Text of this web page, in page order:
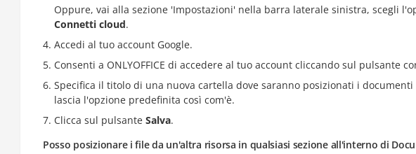
Oppure, vai alla sezione 'Impostazioni' nella barra laterale sinistra, scegli
Connetti cloud.
Accedi al tuo account Google.
Consenti a ONLYOFFICE di accedere al tuo account cliccando sul pulsante
Specifica il titolo di una nuova cartella dove saranno posizionati i
lascia l'opzione predefinita così com'è.
Clicca sul pulsante Salva.
Posso posizionare i file da un'altra risorsa in qualsiasi sezione all'interno di